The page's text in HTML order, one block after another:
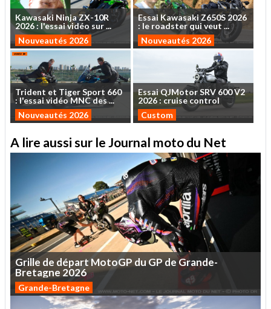
Kawasaki NinjaZX-10R
2026: l'essaividéo sur...
Nouveautés 2026
Essai Kawasaki Z650S 2026
: le roadsterquiveut ...
Nouveautés 2026
Trident et TigerSport 660
: l'essaividéo MNCdes...
Nouveautés 2026
EssaiQJMotorSRV 600V2
2026 : cruise control
Custom
A lire aussi sur le Journal moto du Net
Grille de départ MotoGP duGPdeGrande-
Bretagne 2026
Grande-Bretagne